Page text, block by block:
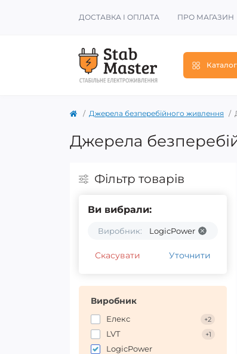
ДОСТАВКА І ОПЛАТА ПРО МАГАЗИН
Джерела безперебійного живлення
Джерела
Фільтр товарів
Ви вибрали:
Виробник: LogicPower
Скасувати Уточнити
Виробник
Елекс +2
LVT +1
LogicPower